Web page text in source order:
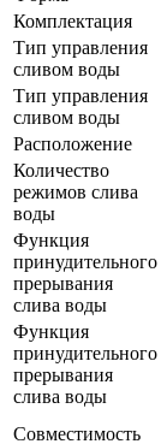
Комплектация
Тип управления
сливом воды
Тип управления
сливом воды
Расположение
Количество
режимов слива
воды
Функция
принудительного
прерывания
слива воды
Функция
принудительного
прерывания
слива воды
Совместимость